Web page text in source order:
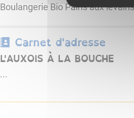
Boulangerie Bio Pains aux
Carnet d'adresse
L'AUXOIS À LA BOUCHE
...